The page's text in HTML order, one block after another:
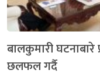
बालकुमारी घटनाबारे
छलफल गर्दै